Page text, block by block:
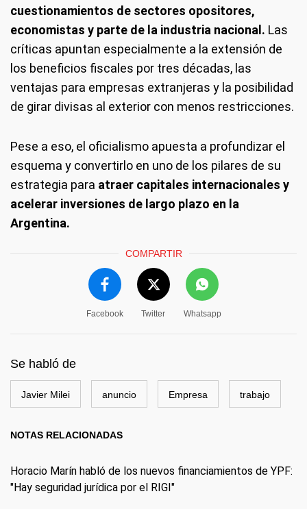
cuestionamientos de sectores opositores,
economistas y parte de la industria nacional. Las
críticas apuntan especialmente a la extensión de
los beneficios fiscales por tres décadas, las
ventajas para empresas extranjeras y la posibilidad
de girar divisas al exterior con menos restricciones.
Pese a eso, el oficialismo apuesta a profundizar el
esquema y convertirlo en uno de los pilares de su
estrategia para atraer capitales internacionales y
acelerar inversiones de largo plazo en la
Argentina.
COMPARTIR
Facebook Twitter Whatsapp
Se habló de
Javier Milei anuncio Empresa trabajo
NOTAS RELACIONADAS
Horacio Marín habló de los nuevos financiamientos de YPF:
"Hay seguridad jurídica por el RIGI"